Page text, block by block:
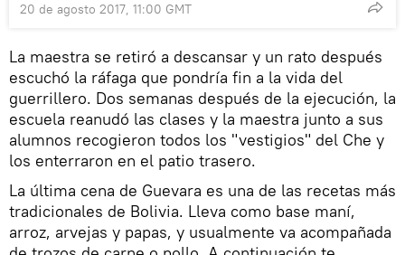
20 de agosto 2017, 11:00 GMT
La maestra se retiró a descansar y un rato después
escuchó la ráfaga que pondría fin a la vida del
guerrillero. Dos semanas después de la ejecución, la
escuela reanudó las clases y la maestra junto a sus
alumnos recogieron todos los "vestigios" del Che y
los enterraron en el patio trasero.
La última cena de Guevara es una de las recetas más
tradicionales de Bolivia. Lleva como base maní,
arroz, arvejas y papas, y usualmente va acompañada